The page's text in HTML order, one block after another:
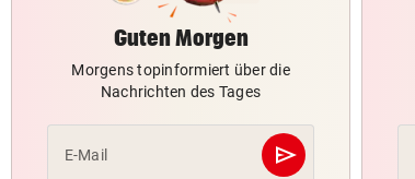
Guten Morgen
Morgens topinformiert über die
Nachrichten des Tages
E-Mail send
Abschicken